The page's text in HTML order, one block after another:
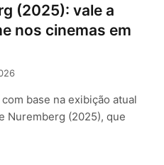
(2025): vale a
nos cinemas em
base na exibição atual
Nuremberg (2025), que